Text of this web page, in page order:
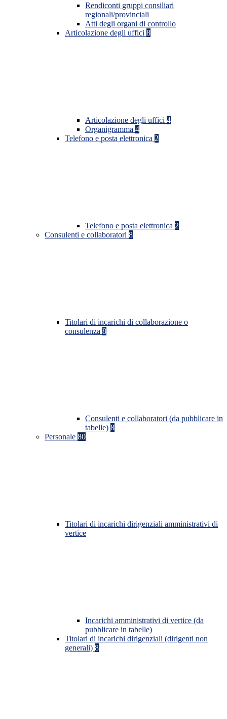
Rendiconti gruppi consiliari
regionali/provinciali
Atti degli organi di controllo
Articolazione degli uffici 8
Articolazione degli uffici 4
Organigramma 4
Telefono e posta elettronica 2
Telefono e posta elettronica 2
Consulenti e collaboratori 8
Titolari di incarichi di collaborazione o
consulenza 8
Consulenti e collaboratori (da pubblicare in
tabelle) 8
Personale 80
Titolari di incarichi dirigenziali amministrativi di
vertice
Incarichi amministrativi di vertice (da
pubblicare in tabelle)
Titolari di incarichi dirigenziali (dirigenti non
generali) 8